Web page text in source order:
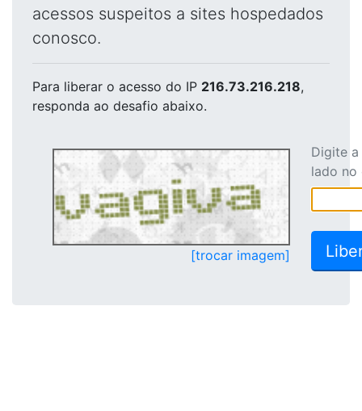
acessos suspeitos a sites hospedados
conosco.
Para liberar o acesso do IP 216.73.216.218,
responda ao desafio abaixo.
[trocar imagem]
Digite
lado no